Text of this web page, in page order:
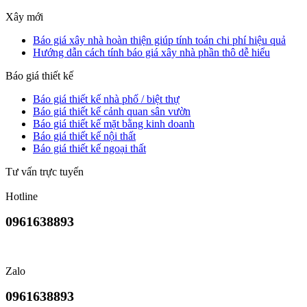
Xây mới
Báo giá xây nhà hoàn thiện giúp tính toán chi phí hiệu quả
Hướng dẫn cách tính báo giá xây nhà phần thô dễ hiểu
Báo giá thiết kế
Báo giá thiết kế nhà phố / biệt thự
Báo giá thiết kế cảnh quan sân vườn
Báo giá thiết kế mặt bằng kinh doanh
Báo giá thiết kế nội thất
Báo giá thiết kế ngoại thất
Tư vấn trực tuyến
Hotline
0961638893
Zalo
0961638893